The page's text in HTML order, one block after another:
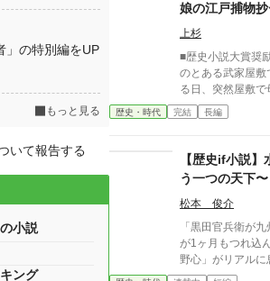
娘の江戸捕物
上杉
■歴史小説大賞奨励賞受
のとある武家屋
る日、突然屋敷
売られることを知
母は殺されたの
働く有島惣次郎だった。 今も刺客の
守るため、彼の
そこで彼の兄――
だが、病弱という
に、おりんは驚きを隠せない
しながら少しづ
とだった。 母の
に、何故か兄清之進
歴史・時代 完結 長編
【歴史if小説
う一つの天下〜
松本 俊介
「黒田官兵衛が九州か
が1ヶ月もつれ込
野心」がリアル
略、加藤清正や島
」の特別編をUP
もっと見る
いて報告する
小説
ング